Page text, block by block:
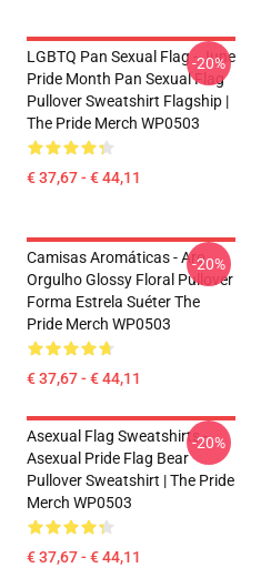
LGBTQ Pan Sexual Flag - June
Pride Month Pan Sexual Flag
Pullover Sweatshirt Flagship |
The Pride Merch WP0503
€ 37,67 - € 44,11
-20%
Camisas Aromáticas - Aro
Orgulho Glossy Floral Pullover
Forma Estrela Suéter The
Pride Merch WP0503
€ 37,67 - € 44,11
-20%
Asexual Flag Sweatshirts -
Asexual Pride Flag Bear
Pullover Sweatshirt | The Pride
Merch WP0503
€ 37,67 - € 44,11
-20%